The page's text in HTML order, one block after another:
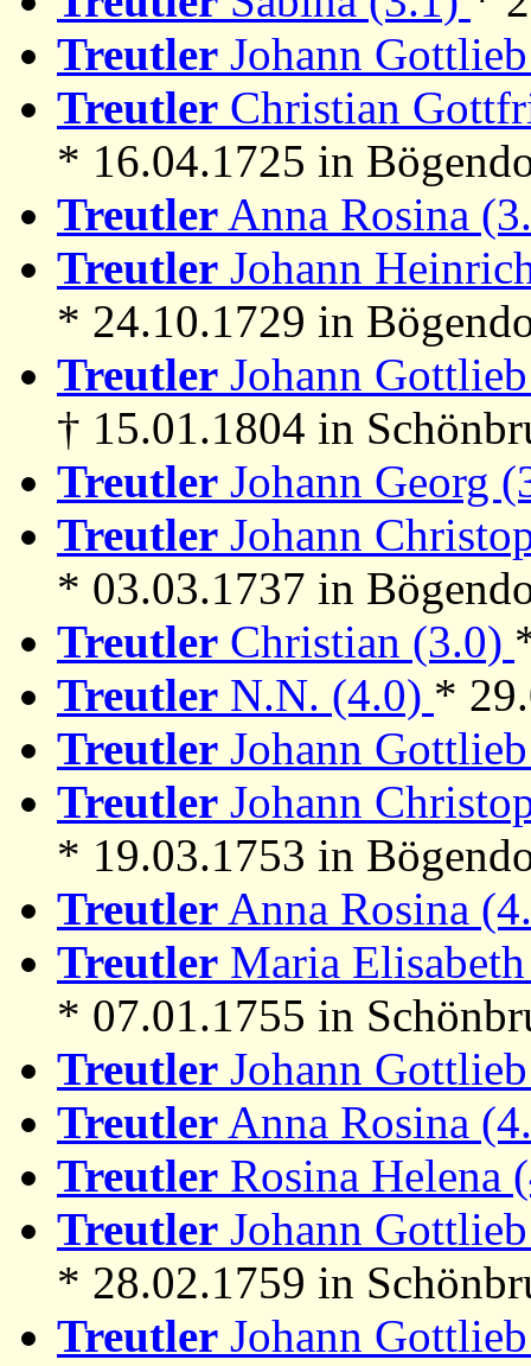
Treutler Johann
Treutler Christian
* 16.04.1725 in
Treutler Anna Rosina
Treutler Johann
* 24.10.1729 in
Treutler Johann
† 15.01.1804 in
Treutler Johann Georg
Treutler Johann
* 03.03.1737 in
Treutler Christian (3.0)
Treutler N.N. (4.0) *
Treutler Johann
Treutler Johann
* 19.03.1753 in
Treutler Anna Rosina
Treutler Maria
* 07.01.1755 in
Treutler Johann
Treutler Anna Rosina
Treutler Rosina Helena
Treutler Johann
* 28.02.1759 in
Treutler Johann